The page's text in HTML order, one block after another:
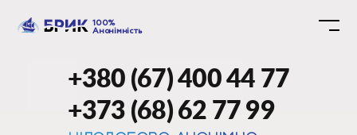
100%
Анонімність
+380 (67) 400 44 77
+373 (68) 62 77 99